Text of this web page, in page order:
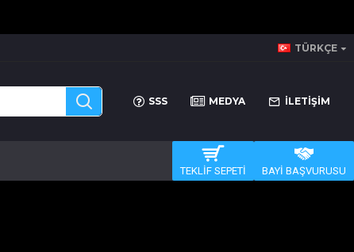
TÜRKÇE
SSS MEDYA İLETİŞİM
TEKLİF SEPETİ
BAYİ BAŞVURUSU